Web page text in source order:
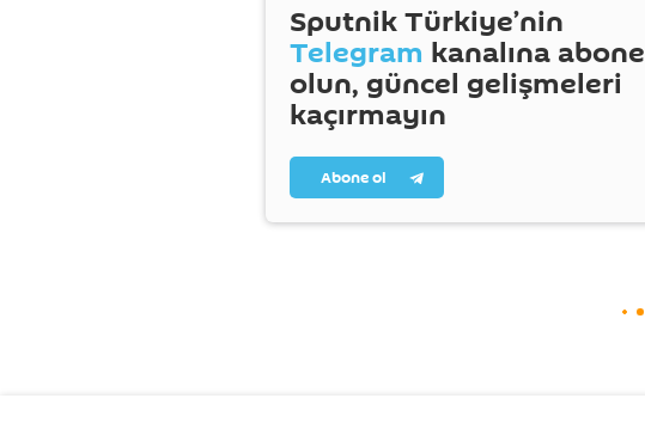
Sputnik Türkiye’nin
Telegram kanalına abone
olun, güncel gelişmeleri
kaçırmayın
Abone ol